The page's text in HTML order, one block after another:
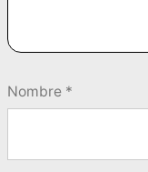
Nombre *